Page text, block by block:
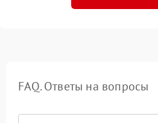
FAQ. Ответы на вопросы